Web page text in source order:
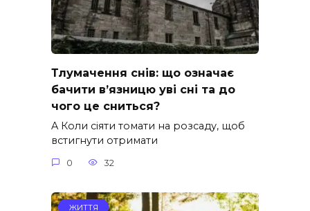
Тлумачення снів: що означає
бачити в’язницю уві сні та до
чого це сниться?
A Коли сіяти томати на розсаду, щоб
встигнути отримати
0 32
ЖИТТЯ